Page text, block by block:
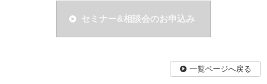
セミナー&相談会のお申込み
一覧ページへ戻る